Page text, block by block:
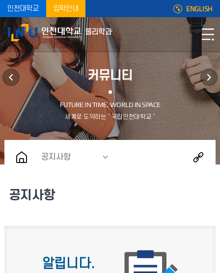
인천대학교 입학안내 ENGLISH
물리학과
커뮤니티
공지사항
공지사항
알립니다.